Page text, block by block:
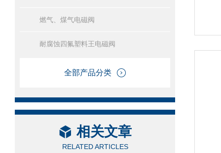
燃气、煤气电磁阀
耐腐蚀四氟塑料王电磁阀
全部产品分类
相关文章
RELATED ARTICLES